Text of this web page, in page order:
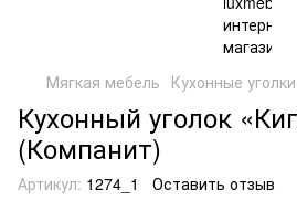
Мягкая мебель Кухонные уголки
Кухонный уголок
(Компанит)
Артикул: 1274_1 Оставить отзыв